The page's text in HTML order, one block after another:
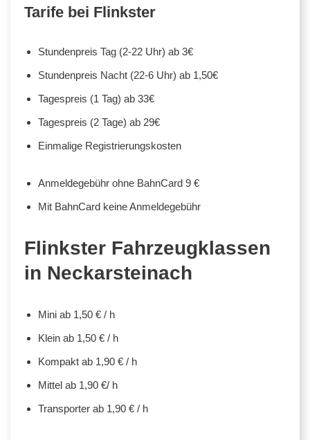
Tarife bei Flinkster
Stundenpreis Tag (2-22 Uhr) ab 3€
Stundenpreis Nacht (22-6 Uhr) ab 1,50€
Tagespreis (1 Tag) ab 33€
Tagespreis (2 Tage) ab 29€
Einmalige Registrierungskosten
Anmeldegebühr ohne BahnCard 9 €
Mit BahnCard keine Anmeldegebühr
Flinkster Fahrzeugklassen
in Neckarsteinach
Mini ab 1,50 € / h
Klein ab 1,50 € / h
Kompakt ab 1,90 € / h
Mittel ab 1,90 €/ h
Transporter ab 1,90 € / h